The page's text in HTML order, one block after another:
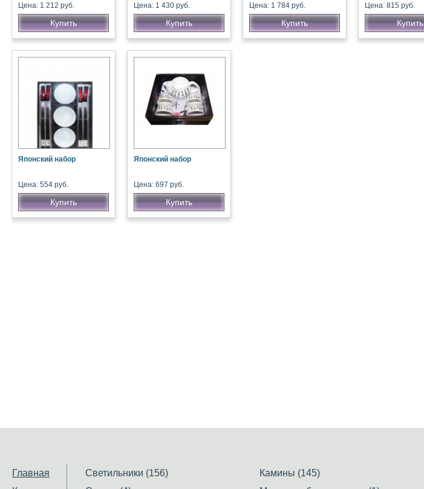
Цена: 1 212 руб.
Купить
Цена: 1 430 руб.
Купить
Цена: 1 784 руб.
Купить
Цена: 815 руб.
Купить
Японский набор
Цена: 554 руб.
Купить
Японский набор
Цена: 697 руб.
Купить
Главная
Светильники (156) Камины (145)